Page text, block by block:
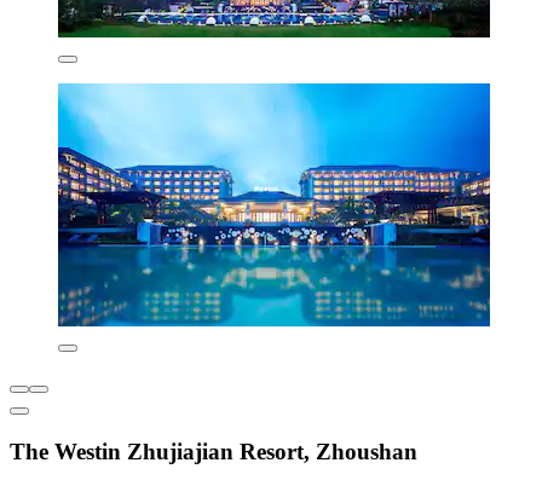
The Westin Zhujiajian Resort, Zhoushan